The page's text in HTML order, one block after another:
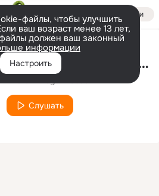
Войти
файлы, чтобы улучшить
ваш возраст менее 13 лет,
должен ваш законный
информации
Настроить No Superstar (Original Radio Mix)
Слушать